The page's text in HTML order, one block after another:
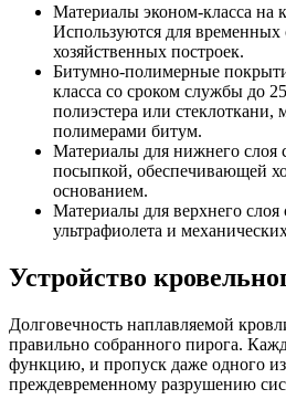
Материалы эконом-класса на
Используются для
хозяйственных построек.
Битумно-полимерные
класса со сроком службы до
полиэстера или
полимерами битум.
Материалы для нижнего слоя
посыпкой, обеспечивающей
основанием.
Материалы для верхнего
ультрафиолета и
Устройство
Долговечность наплавляемой
правильно собранного пирога.
функцию, и пропуск даже одного
преждевременному разрушению